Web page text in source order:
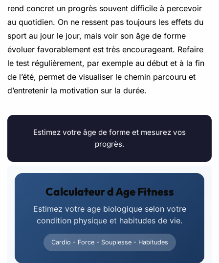
rend concret un progrès souvent difficile à percevoir
au quotidien. On ne ressent pas toujours les effets du
sport au jour le jour, mais voir son âge de forme
évoluer favorablement est très encourageant. Refaire
le test régulièrement, par exemple au début et à la fin
de l’été, permet de visualiser le chemin parcouru et
d’entretenir la motivation sur la durée.
Estimez votre âge de forme et mesurez vos
progrès.
Calculateur d Age Fitness
Estimez votre age biologique selon votre
condition physique et habitudes de vie.
Cardio - Force - Souplesse - Habitudes